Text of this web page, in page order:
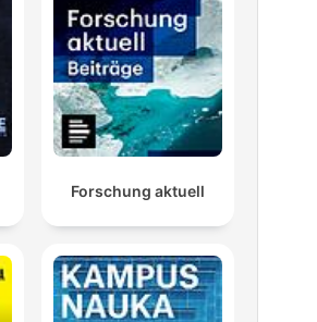
Forschung aktuell